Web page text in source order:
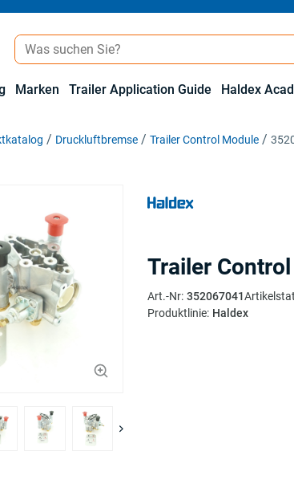
Marken Trailer Application Guide Haldex
Druckluftbremse Trailer Control Module
Trailer
Art.-Nr: 352067041
Produktlinie: Haldex